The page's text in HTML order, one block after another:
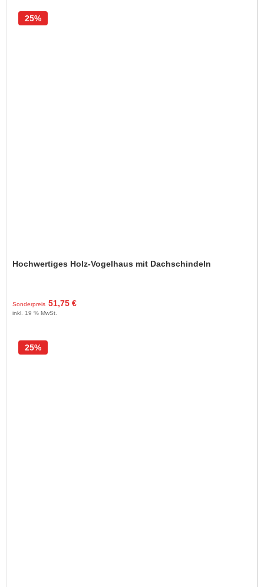
Hochwertiges Holz-Vogelhaus mit Dachschindeln
Sonderpreis 51,75 €
25%
inkl. 19 % MwSt.
25%